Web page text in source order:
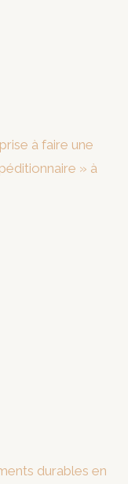
à faire une
» à
durables en